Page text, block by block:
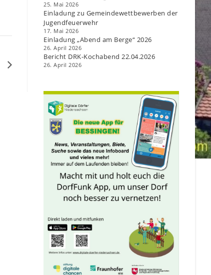
25. Mai 2026
Einladung zu Gemeindewettbewerben der
Jugendfeuerwehr
17. Mai 2026
Einladung „Abend am Berge“ 2026
26. April 2026
Bericht DRK-Kochabend 22.04.2026
26. April 2026